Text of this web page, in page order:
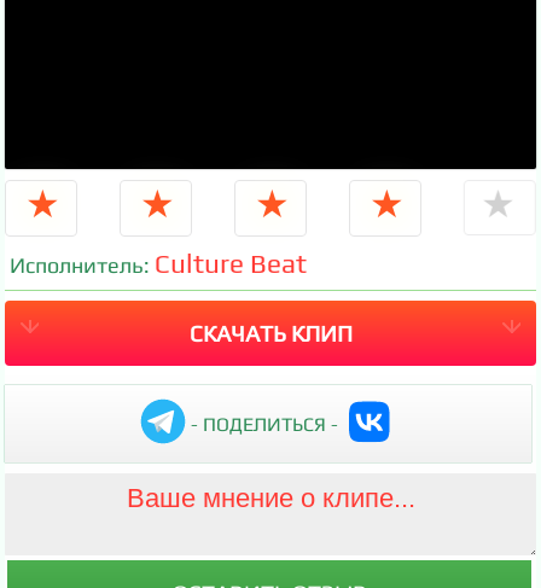
★ ★ ★ ★ ★
Исполнитель: Culture Beat
СКАЧАТЬ КЛИП
- ПОДЕЛИТЬСЯ -